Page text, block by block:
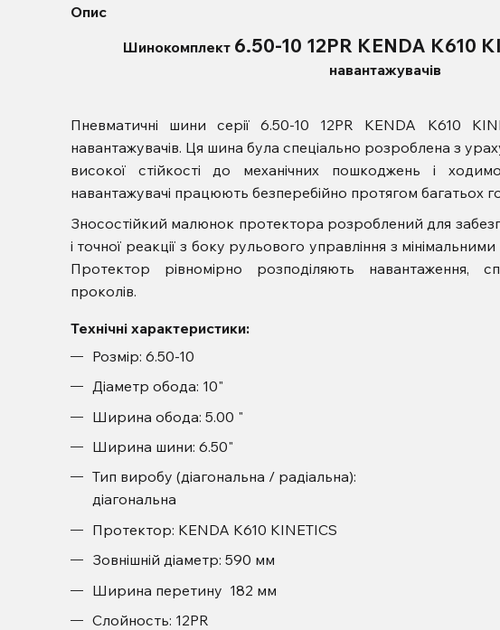
Опис
Шинокомплект 6.50-10 12PR KENDA K610
навантажувачів
Пневматичні шини серії 6.50-10 12PR KENDA K610
навантажувачів. Ця шина була спеціально розроблена з
високої стійкості до механічних пошкоджень і
навантажувачі працюють безперебійно протягом багатьох
Зносостійкий малюнок протектора розроблений для
і точної реакції з боку рульового управління з
Протектор рівномірно розподіляють навантаження,
проколів.
Технічні характеристики:
Розмір: 6.50-10
Діаметр обода: 10"
Ширина обода: 5.00 "
Ширина шини: 6.50"
Тип виробу (діагональна / радіальна):
діагональна
Протектор: KENDA K610 KINETICS
Зовнішній діаметр: 590 мм
Ширина перетину 182 мм
Слойность: 12PR